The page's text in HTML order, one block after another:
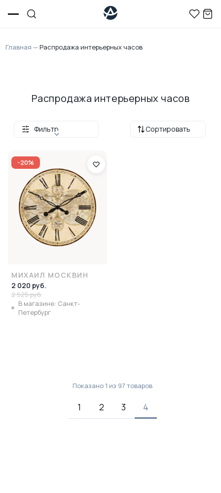
Главная — Распродажа интерьерных часов
Распродажа интерьерных часов
Сортировать
Фильтр
-20%
МИХАИЛ МОСКВИН
2 020 руб.
2 525 руб.
В магазине: Санкт-
Петербург
Показано 1 из 97 товаров
1 2 3 4